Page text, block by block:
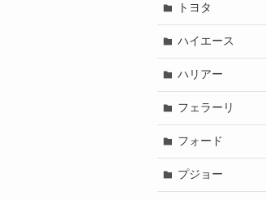
トヨタ
ハイエース
ハリアー
フェラーリ
フォード
プジョー